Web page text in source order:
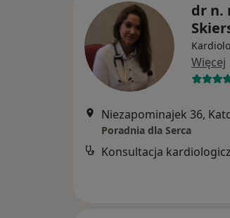
dr n.
Więcej
Niezapominajek 36,
Poradnia dla Serca
Konsultacja